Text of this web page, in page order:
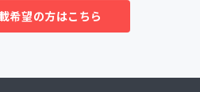
希望の方はこちら